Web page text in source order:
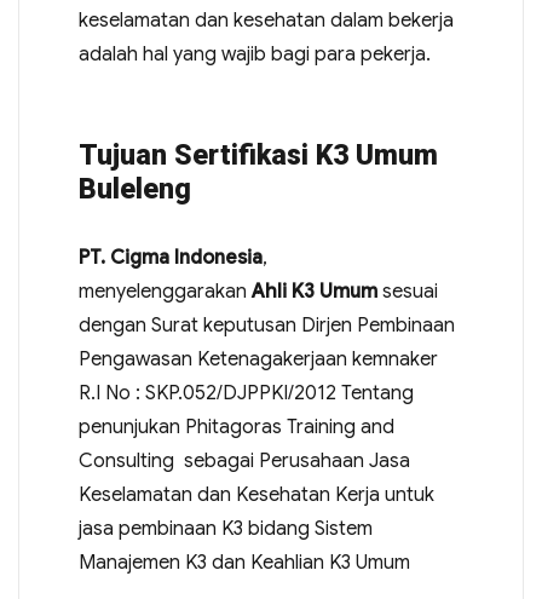
keselamatan dan kesehatan dalam bekerja
adalah hal yang wajib bagi para pekerja.
Tujuan Sertifikasi K3 Umum
Buleleng
PT. Cigma Indonesia,
menyelenggarakanAhli K3 Umumsesuai
dengan Surat keputusan Dirjen Pembinaan
Pengawasan Ketenagakerjaan kemnaker
R.I No : SKP.052/DJPPKI/2012 Tentang
penunjukan Phitagoras Training and
Consulting sebagai Perusahaan Jasa
Keselamatan dan Kesehatan Kerja untuk
jasa pembinaan K3 bidang Sistem
Manajemen K3 dan Keahlian K3 Umum